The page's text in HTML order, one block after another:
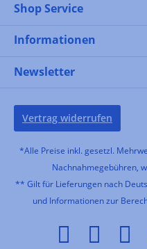
Shop Service
Informationen
Newsletter
Vertrag widerrufen
*Alle Preise inkl. gesetzl.
Nachnahmegebühren,
** Gilt für Lieferungen nach
und Informationen zur